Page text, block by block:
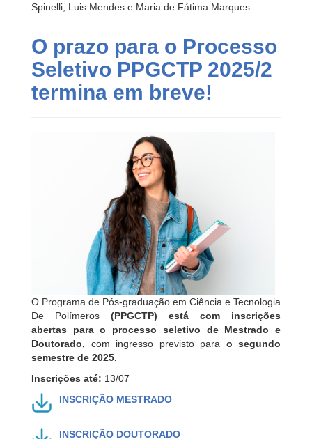
Spinelli, Luis Mendes e Maria de Fátima Marques.
O prazo para o Processo
Seletivo PPGCTP 2025/2
termina em breve!
O Programa de Pós-graduação em Ciência e Tecnologia
De Polímeros (PPGCTP) está com inscrições
abertas para o processo seletivo de Mestrado e
Doutorado, com ingresso previsto para o segundo
semestre de 2025.
Inscrições até: 13/07
INSCRIÇÃO MESTRADO
INSCRIÇÃO DOUTORADO